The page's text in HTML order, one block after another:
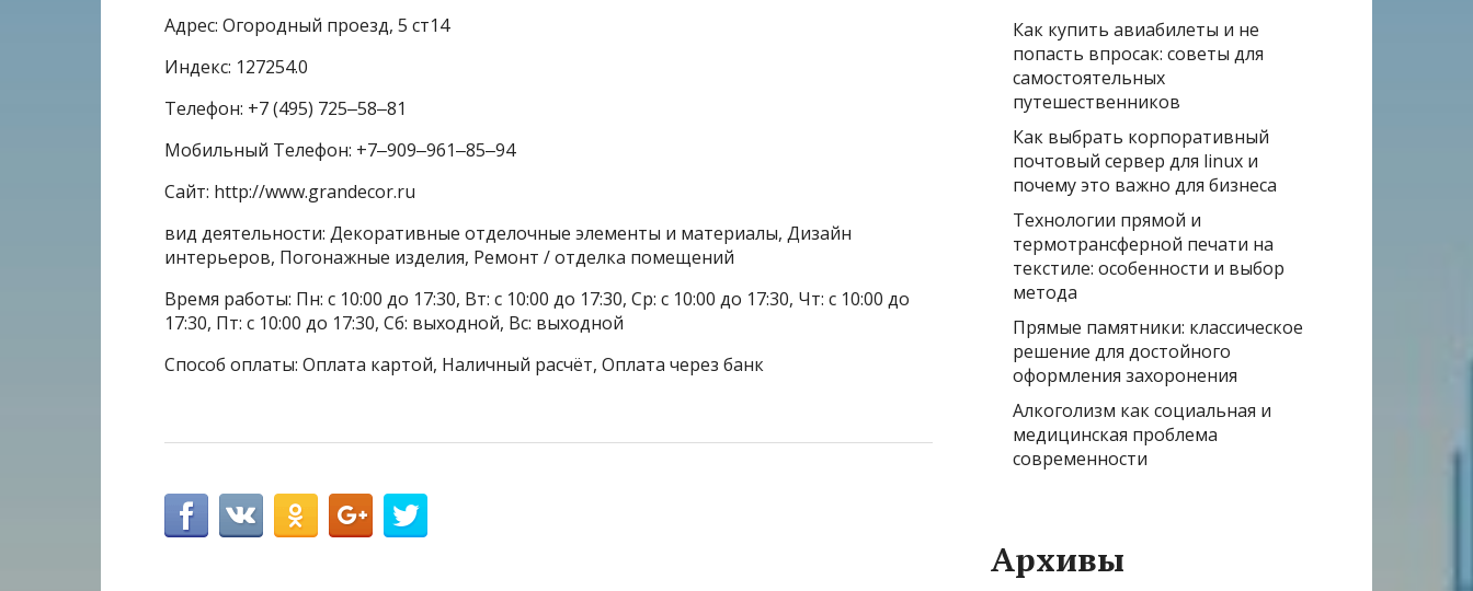
Адрес: Огородный проезд, 5 ст14
Индекс: 127254.0
Телефон: +7 (495) 725‒58‒81
Мобильный Телефон: +7‒909‒961‒85‒94
Сайт: http://www.grandecor.ru
вид деятельности: Декоративные отделочные элементы и материалы, Дизайн
интерьеров, Погонажные изделия, Ремонт / отделка помещений
Время работы: Пн: с 10:00 до 17:30, Вт: с 10:00 до 17:30, Ср: с 10:00 до 17:30, Чт: с 10:00 до
17:30, Пт: с 10:00 до 17:30, Сб: выходной, Вс: выходной
Способ оплаты: Оплата картой, Наличный расчёт, Оплата через банк
Как купить авиабилеты и не
попасть впросак: советы для
самостоятельных
путешественников
Как выбрать корпоративный
почтовый сервер для linux и
почему это важно для бизнеса
Технологии прямой и
термотрансферной печати на
текстиле: особенности и выбор
метода
Прямые памятники: классическое
решение для достойного
оформления захоронения
Алкоголизм как социальная и
медицинская проблема
современности
Архивы